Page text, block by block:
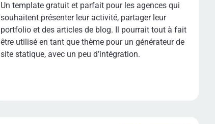
Un template gratuit et parfait pour les agences qui
souhaitent présenter leur activité, partager leur
portfolio et des articles de blog. Il pourrait tout à fait
être utilisé en tant que thème pour un générateur de
site statique, avec un peu d’intégration.